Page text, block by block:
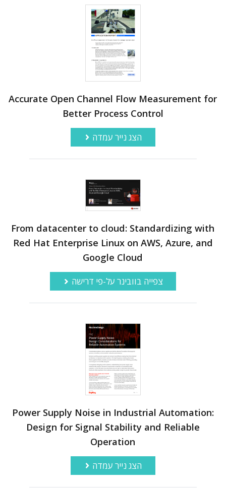
Accurate Open Channel Flow Measurement for
Better Process Control
הצג נייר עמדה
From datacenter to cloud: Standardizing with
Red Hat Enterprise Linux on AWS, Azure, and
Google Cloud
צפייה בוובינר על-פי דרישה
Power Supply Noise in Industrial Automation:
Design for Signal Stability and Reliable
Operation
הצג נייר עמדה